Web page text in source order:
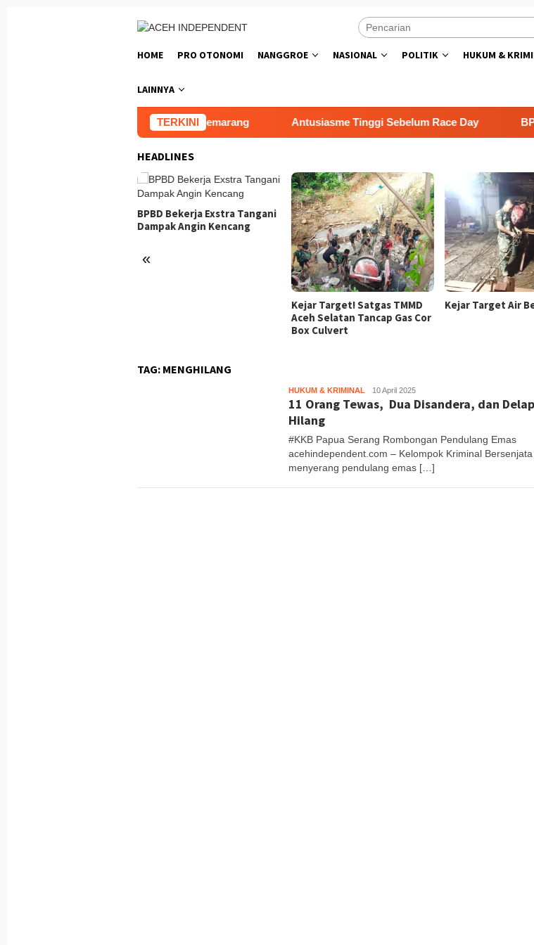
HOME PRO OTONOMI NANGGROE NASIONAL POLITIK HUKUM &
LAINNYA
TERKINI
XVI Tapak Suci Resmi Dibuka di Semarang Antusiasme Tinggi Sebelum Race Day
HEADLINES
«
BPBD Bekerja Exstra Tangani
Dampak Angin Kencang
Kejar Target! Satgas TMMD
Aceh Selatan Tancap Gas Cor
Box Culvert
Kejar Target Air
TAG: MENGHILANG
HUKUM & KRIMINAL Muhajir
S
10 April 2025
11 Orang Tewas, Dua Disandera, dan
Hilang
#KKB Papua Serang Rombongan Pendulang Emas
acehindependent.com – Kelompok Kriminal Bersenjata
menyerang pendulang emas […]